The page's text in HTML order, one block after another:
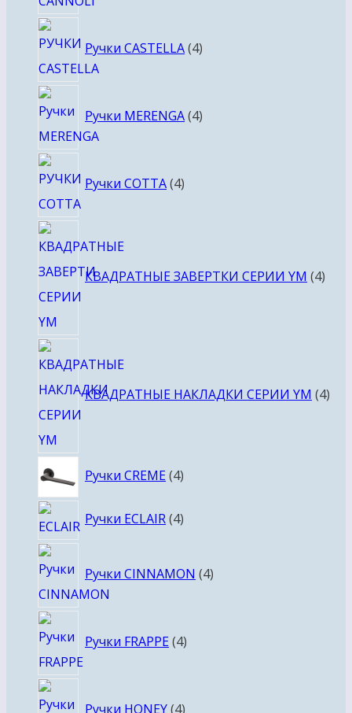
Ручки CASTELLA 4товара
Ручки MERENGA 4товара
Ручки COTTA 4товара
КВАДРАТНЫЕ ЗАВЕРТКИ СЕРИИ YM 4
КВАДРАТНЫЕ НАКЛАДКИ СЕРИИ YM 4
Ручки CREME 44
Ручки ECLAIR 44
Ручки CINNAMON 4товара
Ручки FRAPPE 4товара
Ручки HONEY 4